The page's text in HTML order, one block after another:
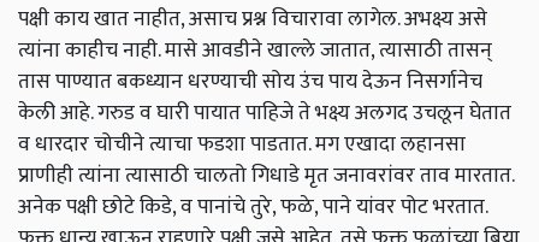
पक्षी काय खात नाहीत, असाच प्रश्न विचारावा लागेल. अभक्ष्य असे
त्यांना काहीच नाही. मासे आवडीने खाल्ले जातात, त्यासाठी तासन्
तास पाण्यात बकध्यान धरण्याची सोय उंच पाय देऊन निसर्गानेच
केली आहे. गरुड व घारी पायात पाहिजे ते भक्ष्य अलगद उचलून घेतात
व धारदार चोचीने त्याचा फडशा पाडतात. मग एखादा लहानसा
प्राणीही त्यांना त्यासाठी चालतो गिधाडे मृत जनावरांवर ताव मारतात.
अनेक पक्षी छोटे किडे, व पानांचे तुरे, फळे, पाने यांवर पोट भरतात.